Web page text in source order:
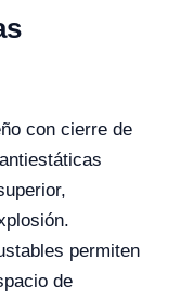
con cierre de
permiten
de